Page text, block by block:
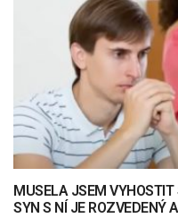
MUSELA JSEM
SYN S NÍ JE ROZVEDENÝ